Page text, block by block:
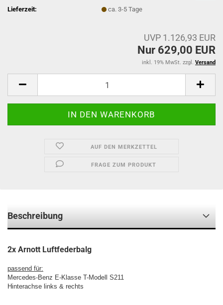
Lieferzeit:
ca. 3-5 Tage
UVP 1.126,93 EUR
Nur 629,00 EUR
inkl. 19% MwSt. zzgl. Versand
AUF DEN MERKZETTEL
FRAGE ZUM PRODUKT
Beschreibung
2x Arnott Luftfederbalg
passend für:
Mercedes-Benz E-Klasse T-Modell S211
Hinterachse links & rechts